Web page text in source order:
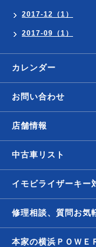
2017-12（1）
2017-09（1）
カレンダー
お問い合わせ
店舗情報
中古車リスト
イモビライザーキー
修理相談、質問お気
本家の横浜ＰＯＷＥ